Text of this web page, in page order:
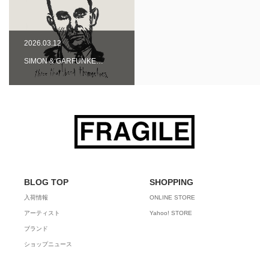
2026.03.12
SIMON & GARFUNKE…
BLOG TOP
入荷情報
アーティスト
ブランド
ショップニュース
SHOPPING
ONLINE STORE
Yahoo! STORE